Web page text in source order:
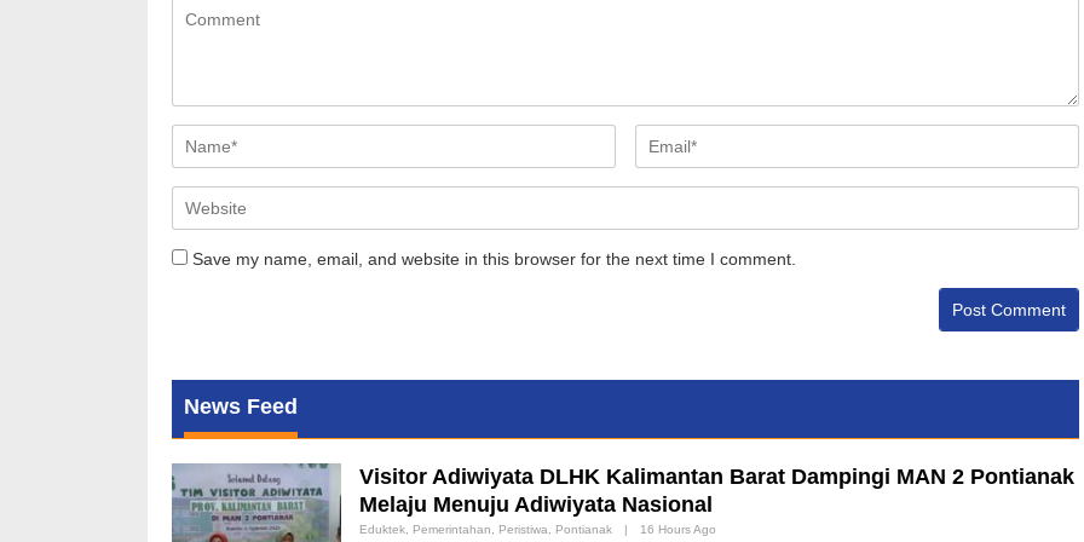
Save my name, email, and website in this browser for the next time I comment.
News Feed
Visitor Adiwiyata DLHK Kalimantan Barat Dampingi MAN 2 Pontianak
Melaju Menuju Adiwiyata Nasional
Eduktek, Pemerintahan, Peristiwa, Pontianak 16 Hours Ago